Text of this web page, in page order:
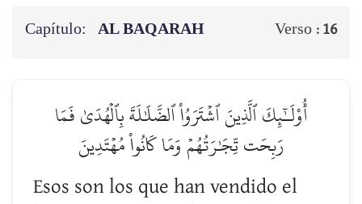
Capítulo: AL BAQARAH Verso : 16
أُوْلَـٰٓئِكَ ٱلَّذِينَ ٱشۡتَرَوُاْ ٱلضَّلَٰلَةَ بِٱلۡهُدَىٰ فَمَا
رَبِحَت تِّجَٰرَتُهُمۡ وَمَا كَانُواْ مُهۡتَدِينَ
Esos son los que han vendido el